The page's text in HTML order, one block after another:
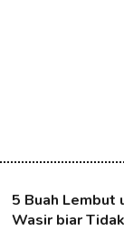
5 Buah Lembut
Wasir biar